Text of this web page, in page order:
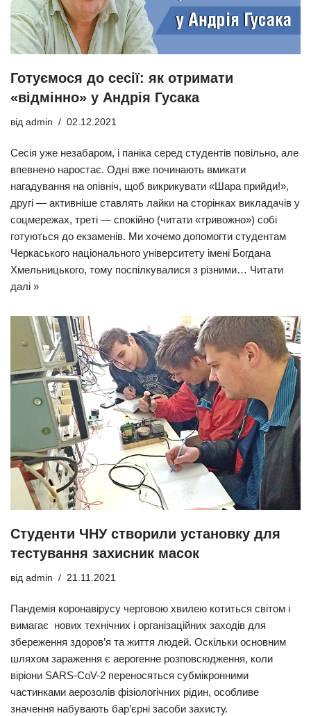
Готуємося до сесії: як отримати
«відмінно» у Андрія Гусака
від admin 02.12.2021
Сесія уже незабаром, і паніка серед студентів повільно, але
впевнено наростає. Одні вже починають вмикати
нагадування на опівніч, щоб викрикувати «Шара прийди!»,
другі — активніше ставлять лайки на сторінках викладачів у
соцмережах, треті — спокійно (читати «тривожно») собі
готуються до екзаменів. Ми хочемо допомогти студентам
Черкаського національного університету імені Богдана
Хмельницького, тому поспілкувалися з різними… Читати
далі »
Студенти ЧНУ створили установку для
тестування захисник масок
від admin 21.11.2021
Пандемія коронавірусу черговою хвилею котиться світом і
вимагає нових технічних і організаційних заходів для
збереження здоров’я та життя людей. Оскільки основним
шляхом зараження є аерогенне розповсюдження, коли
віріони SARS-CoV-2 переносяться субмікронними
частинками аерозолів фізіологічних рідин, особливе
значення набувають бар’єрні засоби захисту.